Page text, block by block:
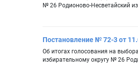
№ 26 Родионово-Несветайский
Постановление № 72-3 от
Об итогах голосования на
избирательному округу № 26